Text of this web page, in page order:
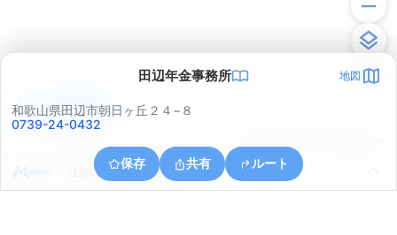
田辺年金事務所 地図
和歌山県田辺市朝日ヶ丘２４−８
0739-24-0432
保存 共有 ルート
住所の取得に失敗しました
アプリで見る